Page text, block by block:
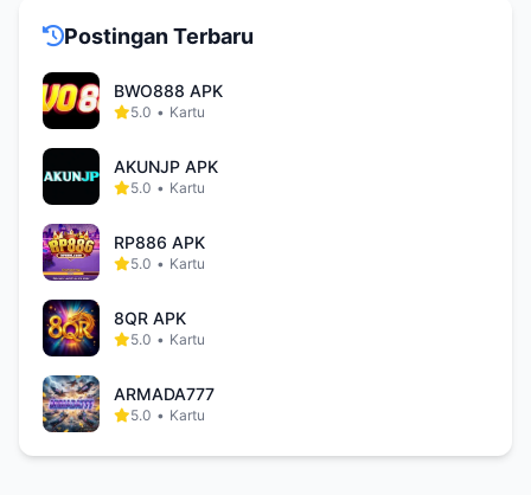
Postingan Terbaru
BWO888 APK
5.0 • Kartu
AKUNJP APK
5.0 • Kartu
RP886 APK
5.0 • Kartu
8QR APK
5.0 • Kartu
ARMADA777
5.0 • Kartu